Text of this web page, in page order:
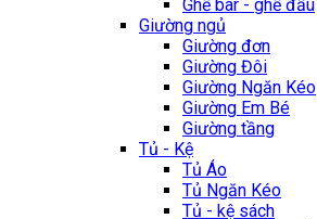
Ghế bar - ghế đẩu
Giường ngủ
Giường đơn
Giường Đôi
Giường Ngăn Kéo
Giường Em Bé
Giường tầng
Tủ - Kệ
Tủ Áo
Tủ Ngăn Kéo
Tủ - kệ sách